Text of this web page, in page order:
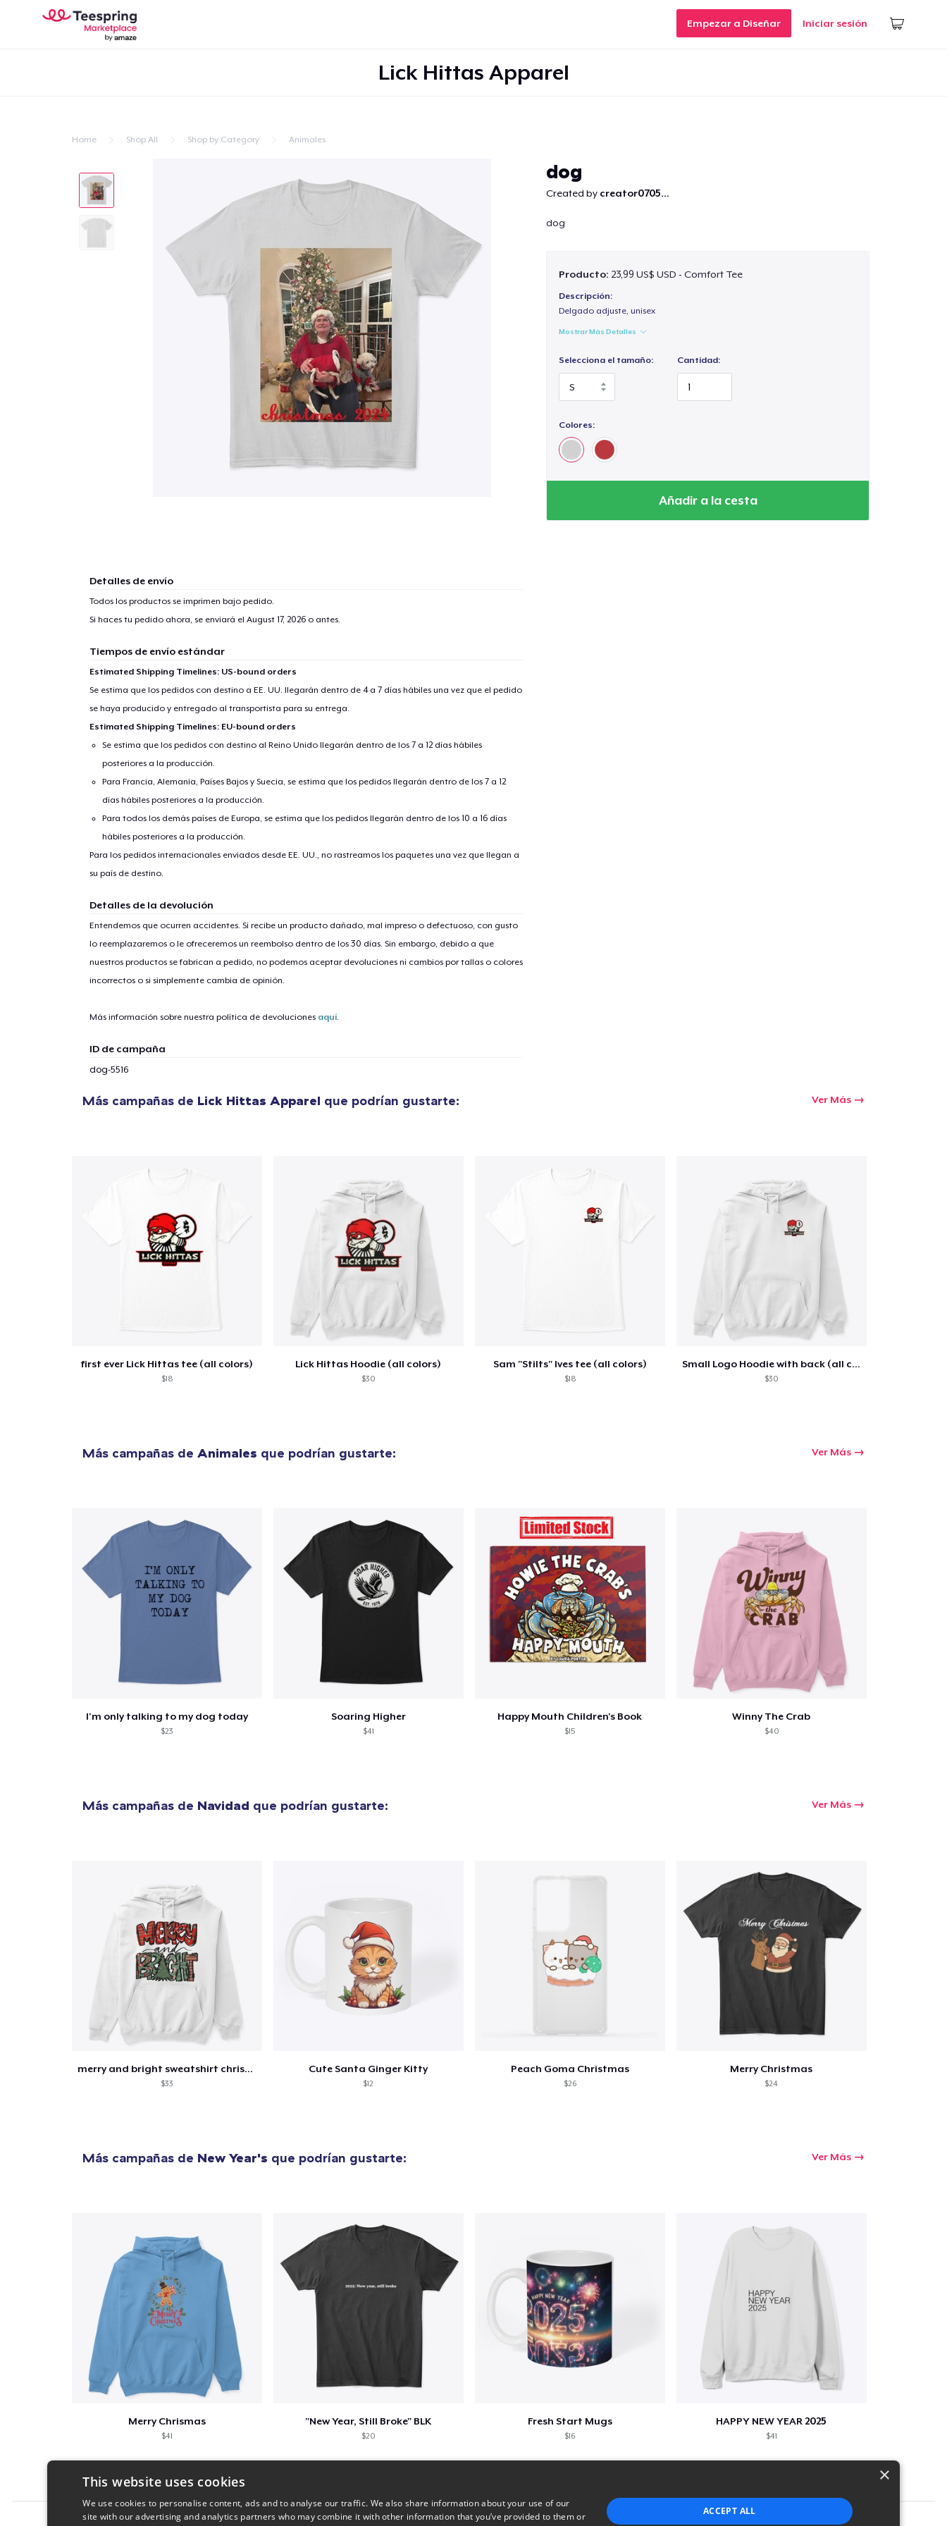
Empezar a Diseñar Iniciar sesión
Lick Hittas Apparel
Home Shop All Shop by Category Animales
dog
Created by creator0705...
dog
Producto: 23,99 US$ USD - Comfort Tee
Descripción:
Delgado adjuste, unisex
Mostrar Más Detalles
Selecciona el tamaño: Cantidad:
Colores:
Añadir a la cesta
Detalles de envío
Todos los productos se imprimen bajo pedido.
Si haces tu pedido ahora, se enviará el August 17, 2026o antes.
Tiempos de envío estándar
Estimated Shipping Timelines: US-bound orders
Se estima que los pedidos con destino a EE. UU. llegarán dentro de 4 a 7 días hábiles una vez que el pedido
se haya producido y entregado al transportista para su entrega.
Estimated Shipping Timelines: EU-bound orders
Se estima que los pedidos con destino al Reino Unido llegarán dentro de los 7 a 12 días hábiles
posteriores a la producción.
Para Francia, Alemania, Países Bajos y Suecia, se estima que los pedidos llegarán dentro de los 7 a 12
días hábiles posteriores a la producción.
Para todos los demás países de Europa, se estima que los pedidos llegarán dentro de los 10 a 16 días
hábiles posteriores a la producción.
Para los pedidos internacionales enviados desde EE. UU., no rastreamos los paquetes una vez que llegan a
su país de destino.
Detalles de la devolución
Entendemos que ocurren accidentes. Si recibe un producto dañado, mal impreso o defectuoso, con gusto
lo reemplazaremos o le ofreceremos un reembolso dentro de los 30 días. Sin embargo, debido a que
nuestros productos se fabrican a pedido, no podemos aceptar devoluciones ni cambios por tallas o colores
incorrectos o si simplemente cambia de opinión.
Más información sobre nuestra política de devoluciones aquí.
ID de campaña
dog-5516
Más campañas de Lick Hittas Apparel que podrían gustarte: Ver Más
first ever Lick Hittas tee (all colors)
$18
Lick Hittas Hoodie (all colors)
$30
Sam "Stilts" Ives tee (all colors)
$18
Small Logo Hoodie with back (all colors)
$30
Más campañas de Animales que podrían gustarte: Ver Más
I'm only talking to my dog today
$23
Soaring Higher
$41
Happy Mouth Children's Book
$15
Winny The Crab
$40
Más campañas de Navidad que podrían gustarte: Ver Más
merry and bright sweatshirt christmas
$33
Cute Santa Ginger Kitty
$12
Peach Goma Christmas
$26
Merry Christmas
$24
Más campañas de New Year's que podrían gustarte: Ver Más
Merry Chrismas
$41
"New Year, Still Broke" BLK
$20
Fresh Start Mugs
$16
HAPPY NEW YEAR 2025
$41
Report this product
×
This website uses cookies
We use cookies to personalise content, ads and to analyse our traffic. We also share information about your use of our
site with our advertising and analytics partners who may combine it with other information that you’ve provided to them or
ACCEPT ALL